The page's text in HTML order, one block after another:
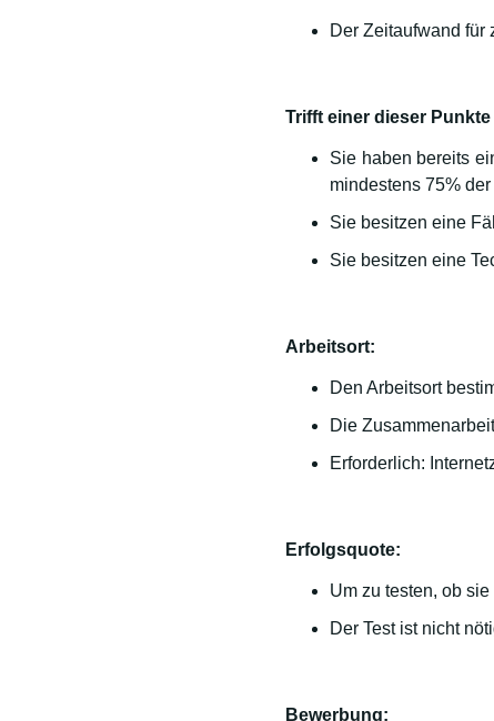
Der Zeitaufwand für
Trifft einer dieser
Sie haben bereits
mindestens 75%
Sie besitzen eine
Sie besitzen eine
Arbeitsort:
Den Arbeitsort
Die
Erforderlich:
Erfolgsquote:
Um zu testen, ob
Der Test ist nicht
Bewerbung: